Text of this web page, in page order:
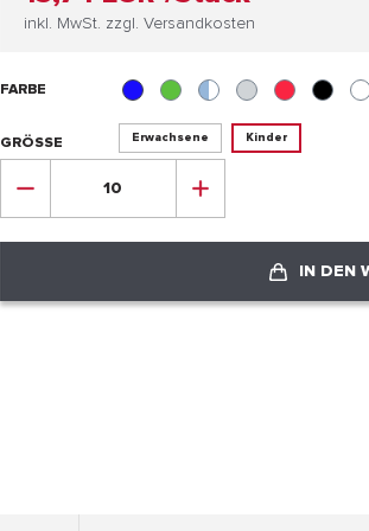
inkl. MwSt. zzgl. Versandkosten
FARBE
GRÖSSE Erwachsene Kinder
IN DEN